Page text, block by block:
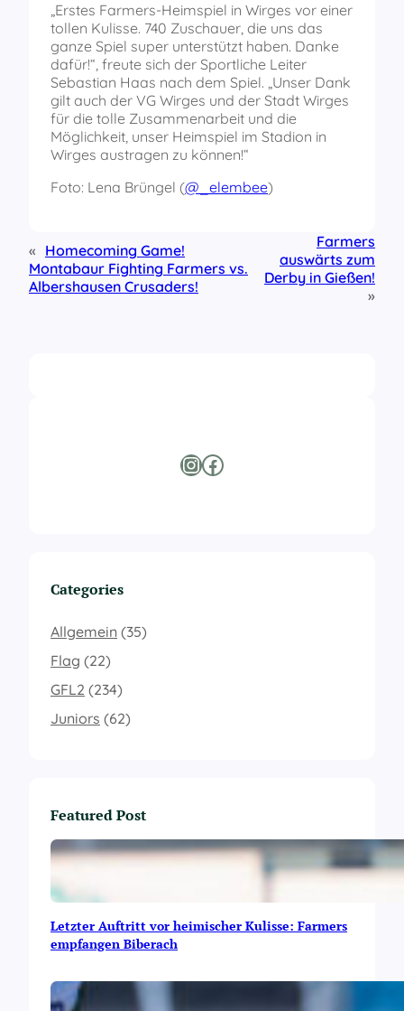
„Erstes Farmers-Heimspiel in Wirges vor einer
tollen Kulisse. 740 Zuschauer, die uns das
ganze Spiel super unterstützt haben. Danke
dafür!“, freute sich der Sportliche Leiter
Sebastian Haas nach dem Spiel. „Unser Dank
gilt auch der VG Wirges und der Stadt Wirges
für die tolle Zusammenarbeit und die
Möglichkeit, unser Heimspiel im Stadion in
Wirges austragen zu können!“
Foto: Lena Brüngel (@_elembee)
« Homecoming Game!
Montabaur Fighting Farmers vs.
Albershausen Crusaders!
Farmers
auswärts zum
Derby in Gießen!
»
InstagramFacebook
Categories
Allgemein (35)
Flag (22)
GFL2 (234)
Juniors (62)
Featured Post
Letzter Auftritt vor heimischer Kulisse: Farmers
empfangen Biberach